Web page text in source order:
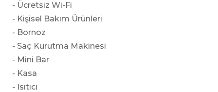
- Ücretsiz Wi-Fi
- Kişisel Bakım Ürünleri
- Bornoz
- Saç Kurutma Makinesi
- Mini Bar
- Kasa
- Isıtıcı